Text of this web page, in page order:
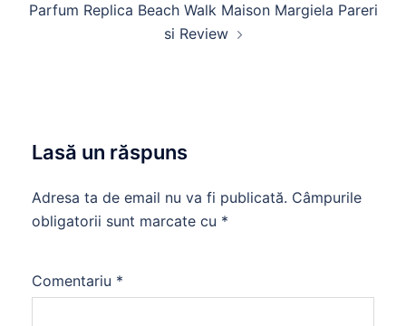
Parfum Replica Beach Walk Maison Margiela Pareri
si Review
Lasă un răspuns
Adresa ta de email nu va fi publicată. Câmpurile
obligatorii sunt marcate cu *
Comentariu *